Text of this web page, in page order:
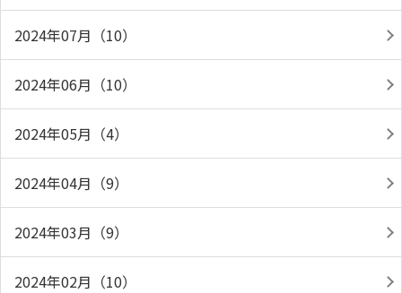
2024年07月（10）
2024年06月（10）
2024年05月（4）
2024年04月（9）
2024年03月（9）
2024年02月（10）